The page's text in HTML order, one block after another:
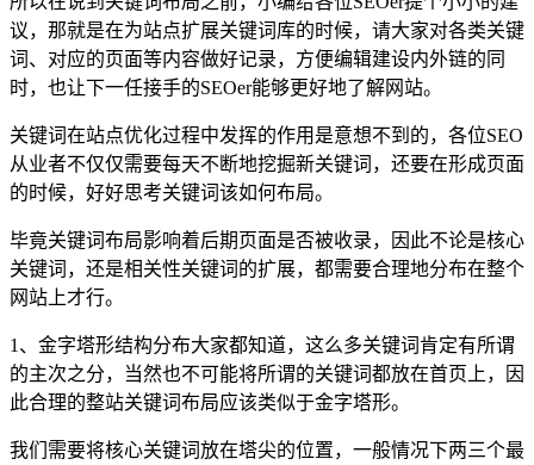
议，那就是在为站点扩展关键词库的时候，请大家对各类关键
词、对应的页面等内容做好记录，方便编辑建设内外链的同
时，也让下一任接手的SEOer能够更好地了解网站。
关键词在站点优化过程中发挥的作用是意想不到的，各位SEO
从业者不仅仅需要每天不断地挖掘新关键词，还要在形成页面
的时候，好好思考关键词该如何布局。
毕竟关键词布局影响着后期页面是否被收录，因此不论是核心
关键词，还是相关性关键词的扩展，都需要合理地分布在整个
网站上才行。
1、金字塔形结构分布大家都知道，这么多关键词肯定有所谓
的主次之分，当然也不可能将所谓的关键词都放在首页上，因
此合理的整站关键词布局应该类似于金字塔形。
我们需要将核心关键词放在塔尖的位置，一般情况下两三个最